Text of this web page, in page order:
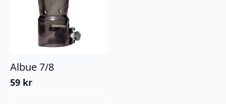
Albue 7/8
59 kr